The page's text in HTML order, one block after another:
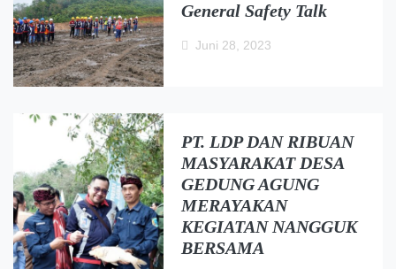
General Safety Talk
Juni 28, 2023
PT. LDP DAN RIBUAN
MASYARAKAT DESA
GEDUNG AGUNG
MERAYAKAN
KEGIATAN NANGGUK
BERSAMA